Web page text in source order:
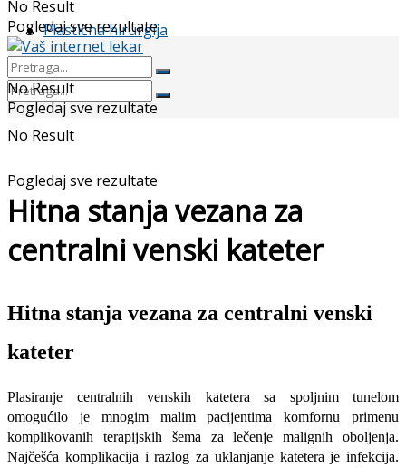
Plastična hirurgija
No Result
Pogledaj sve rezultate
No Result
Pogledaj sve rezultate
No Result
Pogledaj sve rezultate
Hitna stanja vezana za
centralni venski kateter
Hitna stanja vezana za centralni venski
kateter
Plasiranje centralnih venskih katetera sa spoljnim tunelom
omogućilo je mnogim malim pacijentima komfornu primenu
komplikovanih terapijskih šema za lečenje malignih oboljenja.
Najčešća komplikaci­ja i razlog za uklanjanje katetera je infekcija.